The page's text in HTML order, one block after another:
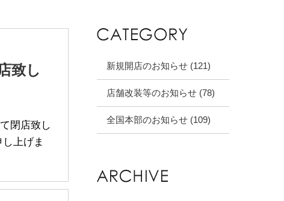
致し
閉店致し
上げま
新規開店のお知らせ (121)
店舗改装等のお知らせ (78)
全国本部のお知らせ (109)